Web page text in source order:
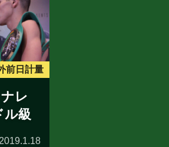
前日計量
レ
ル級
2019.1.18